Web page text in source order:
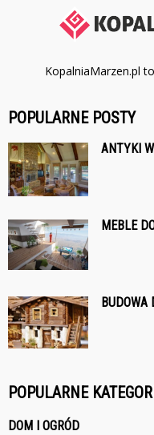
KopalniaMarzen.pl
POPULARNE POSTY
ANTYKI
MEBLE
BUDOWA
POPULARNE
DOM I OGRÓD